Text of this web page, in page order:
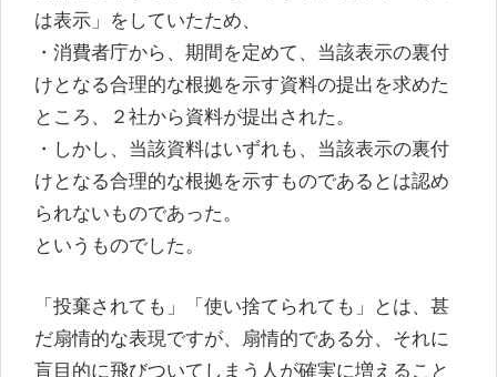
は表示」をしていたため、
・消費者庁から、期間を定めて、当該表示の裏付
けとなる合理的な根拠を示す資料の提出を求めた
ところ、２社から資料が提出された。
・しかし、当該資料はいずれも、当該表示の裏付
けとなる合理的な根拠を示すものであるとは認め
られないものであった。
というものでした。
「投棄されても」「使い捨てられても」とは、甚
だ扇情的な表現ですが、扇情的である分、それに
盲目的に飛びついてしまう人が確実に増えること